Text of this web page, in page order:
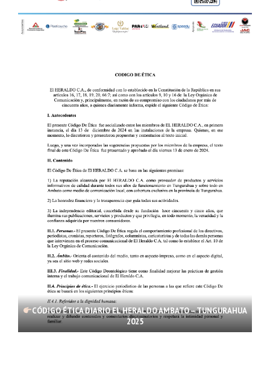
CÓDIGO ÉTICA DIARIO EL HERALDO AMBATO – TUNGURAHUA
2025